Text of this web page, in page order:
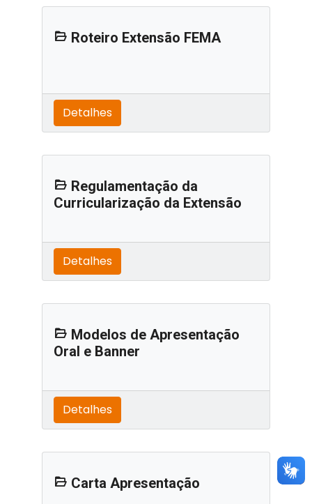
Roteiro Extensão FEMA
Detalhes
Regulamentação da
Curricularização da Extensão
Detalhes
Modelos de Apresentação
Oral e Banner
Detalhes
Carta Apresentação